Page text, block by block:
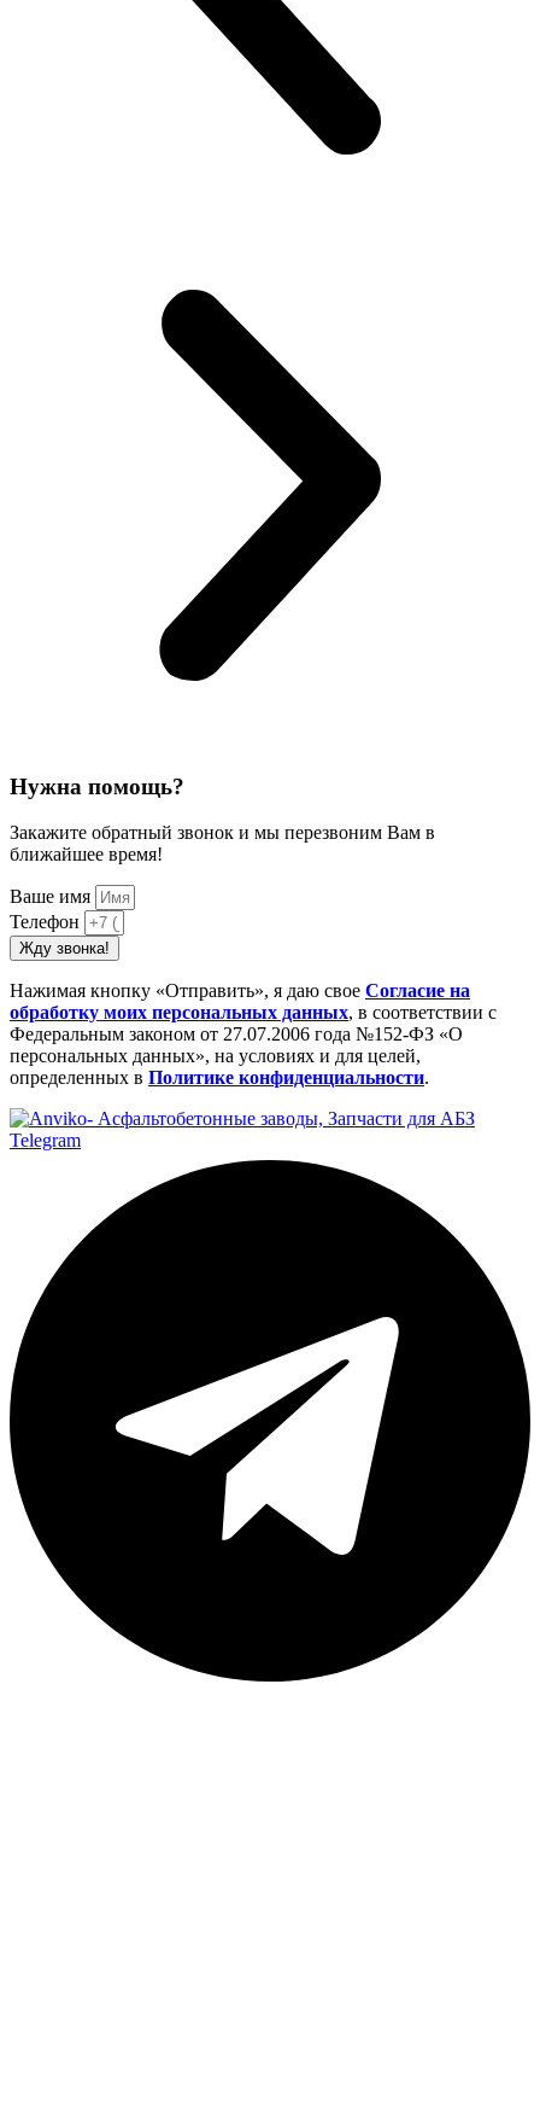
Нужна помощь?
Закажите обратный звонок и мы перезвоним Вам в
ближайшее время!
Ваше имя
Телефон
Жду звонка!
Нажимая кнопку «Отправить», я даю свое Cогласие на
обработку моих персональных данных, в соответствии с
Федеральным законом от 27.07.2006 года №152-ФЗ «О
персональных данных», на условиях и для целей,
определенных в Политике конфиденциальности.
Telegram